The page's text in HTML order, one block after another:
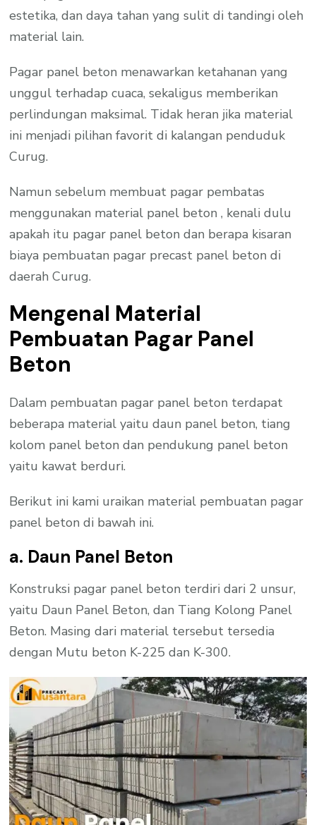
estetika, dan daya tahan yang sulit di tandingi oleh
material lain.
Pagar panel beton menawarkan ketahanan yang
unggul terhadap cuaca, sekaligus memberikan
perlindungan maksimal. Tidak heran jika material
ini menjadi pilihan favorit di kalangan penduduk
Curug.
Namun sebelum membuat pagar pembatas
menggunakan material panel beton , kenali dulu
apakah itu pagar panel beton dan berapa kisaran
biaya pembuatan pagar precast panel beton di
daerah Curug.
Mengenal Material
Pembuatan Pagar Panel
Beton
Dalam pembuatan pagar panel beton terdapat
beberapa material yaitu daun panel beton, tiang
kolom panel beton dan pendukung panel beton
yaitu kawat berduri.
Berikut ini kami uraikan material pembuatan pagar
panel beton di bawah ini.
a. Daun Panel Beton
Konstruksi pagar panel beton terdiri dari 2 unsur,
yaitu Daun Panel Beton, dan Tiang Kolong Panel
Beton. Masing dari material tersebut tersedia
dengan Mutu beton K-225 dan K-300.